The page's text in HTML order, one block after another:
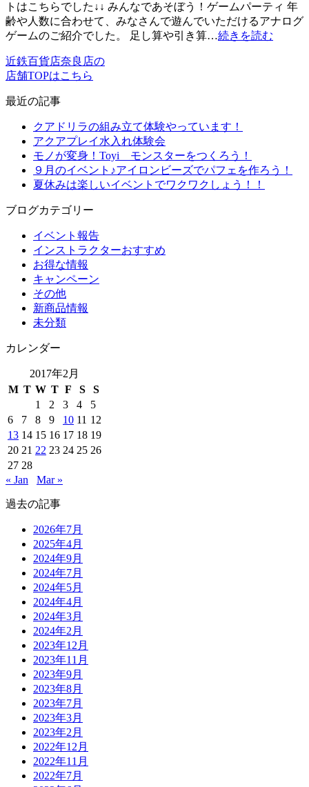
トはこちらでした↓↓ みんなであそぼう！ゲームパーティ 年
齢や人数に合わせて、みなさんで遊んでいただけるアナログ
ゲームのご紹介でした。 足し算や引き算…続きを読む
近鉄百貨店奈良店の
店舗TOPはこちら
最近の記事
クアドリラの組み立て体験やっています！
アクアプレイ水入れ体験会
モノが変身！Toyi モンスターをつくろう！
９月のイベント♪アイロンビーズでパフェを作ろう！
夏休みは楽しいイベントでワクワクしょう！！
ブログカテゴリー
イベント報告
インストラクターおすすめ
お得な情報
キャンペーン
その他
新商品情報
未分類
カレンダー
2017年2月
M T W T F S
S
1
2 3 4
5
6
7 8 9 10 11 12
13 14 15 16 17 18 19
20 21 22 23 24 25 26
27 28
« Jan
Mar »
過去の記事
2026年7月
2025年4月
2024年9月
2024年7月
2024年5月
2024年4月
2024年3月
2024年2月
2023年12月
2023年11月
2023年9月
2023年8月
2023年7月
2023年3月
2023年2月
2022年12月
2022年11月
2022年7月